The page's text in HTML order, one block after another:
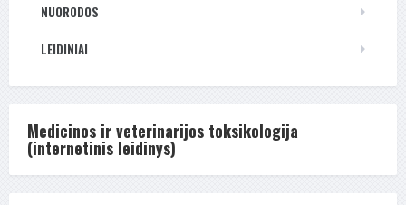
NUORODOS
LEIDINIAI
Medicinos ir veterinarijos toksikologija
(internetinis leidinys)